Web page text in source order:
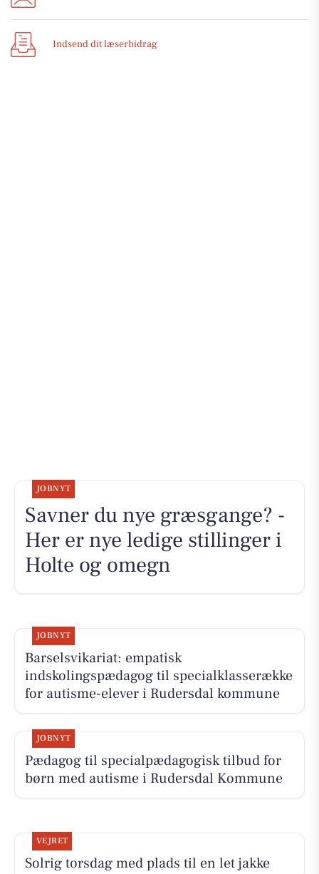
Indsend dit læserbidrag
JOBNYT
Savner du nye græsgange? -
Her er nye ledige stillinger i
Holte og omegn
JOBNYT
Barselsvikariat: empatisk
indskolingspædagog til specialklasserække
for autisme-elever i Rudersdal kommune
JOBNYT
Pædagog til specialpædagogisk tilbud for
børn med autisme i Rudersdal Kommune
VEJRET
Solrig torsdag med plads til en let jakke